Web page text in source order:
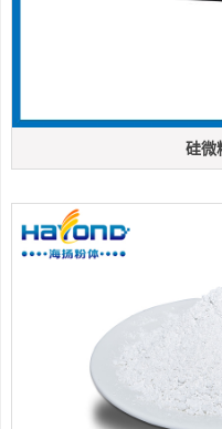
硅微